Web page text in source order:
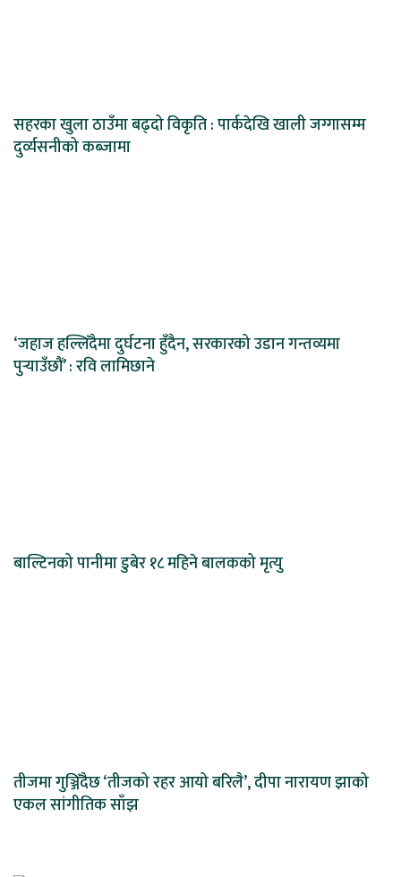
सहरका खुला ठाउँमा बढ्दो विकृति : पार्कदेखि खाली जग्गासम्म
दुर्व्यसनीको कब्जामा
‘जहाज हल्लिँदैमा दुर्घटना हुँदैन, सरकारको उडान गन्तव्यमा
पुर्‍याउँछौं’ : रवि लामिछाने
बाल्टिनको पानीमा डुबेर १८ महिने बालकको मृत्यु
तीजमा गुञ्जिँदैछ ‘तीजको रहर आयो बरिलै’, दीपा नारायण झाको
एकल सांगीतिक साँझ